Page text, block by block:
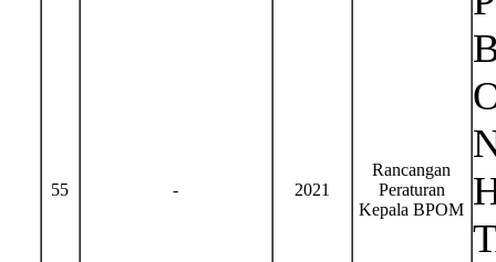
55 - 2021
Rancangan
Peraturan
Kepala BPOM